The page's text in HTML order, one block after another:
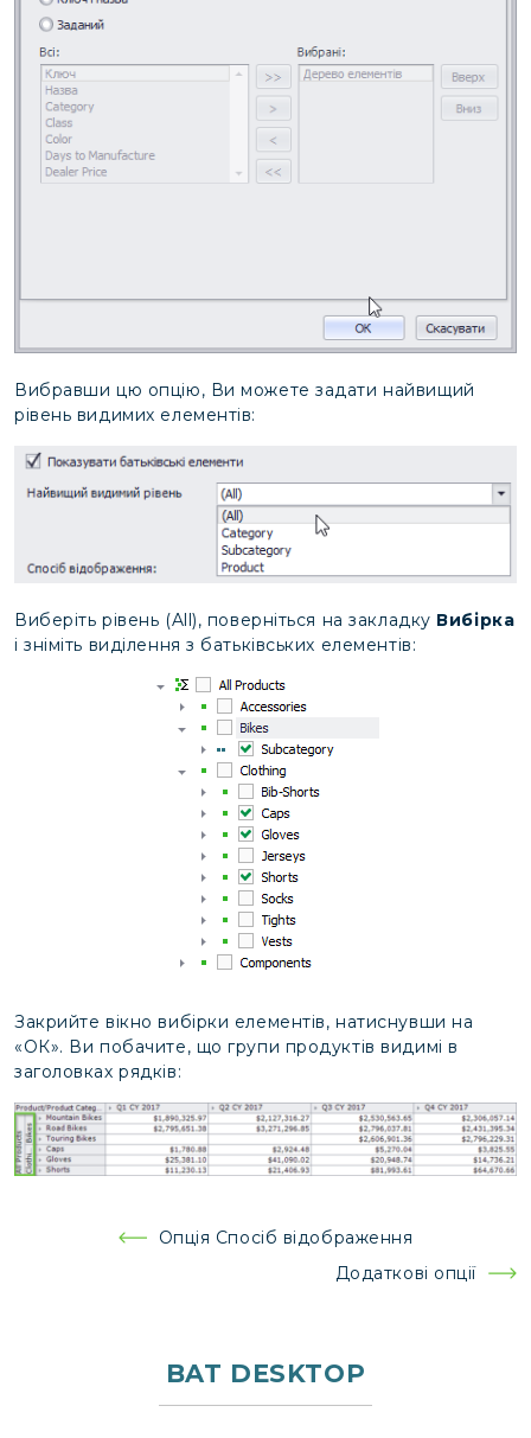
Вибравши цю опцію, Ви можете задати найвищий
рівень видимих елементів:
Виберіть рівень (All), поверніться на закладку Вибірка
і зніміть виділення з батьківських елементів:
Закрийте вікно вибірки елементів, натиснувши на
«ОК». Ви побачите, що групи продуктів видимі в
заголовках рядків:
Навігація
Опція Спосіб відображення
Додаткові опції
BAT DESKTOP